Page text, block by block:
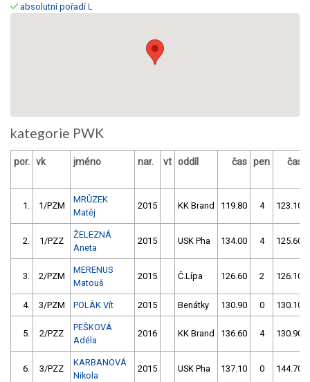
absolutní pořadíL
kategorie PWK
por. vk jméno nar. vt oddíl čas pen čas
1. 1/PZM
MRŮZEK
Matěj
2015 KK Brand 119.80 4 123.10
2. 1/PZZ
ŽELEZNÁ
Aneta
2015 USK Pha 134.00 4 125.60
3. 2/PZM
MERENUS
Matouš
2015 Č.Lípa 126.60 2 126.10
4. 3/PZM POLÁK Vít 2015 Benátky 130.90 0 130.10
5. 2/PZZ
PEŠKOVÁ
Adéla
2016 KK Brand 136.60 4 130.90
6. 3/PZZ
KARBANOVÁ
Nikola
2015 USK Pha 137.10 0 144.70